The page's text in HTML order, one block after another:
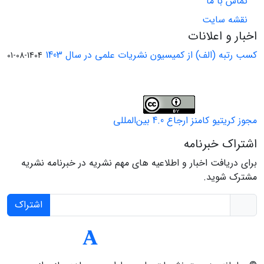
نقشه سایت
اخبار و اعلانات
کسب رتبه (الف) از کمیسیون نشریات علمی در سال 1403 1404-08-01
مجوز کریتیو کامنز ارجاع 4.0 بین‌المللی
اشتراک خبرنامه
برای دریافت اخبار و اطلاعیه های مهم نشریه در خبرنامه نشریه
مشترک شوید.
اشتراک